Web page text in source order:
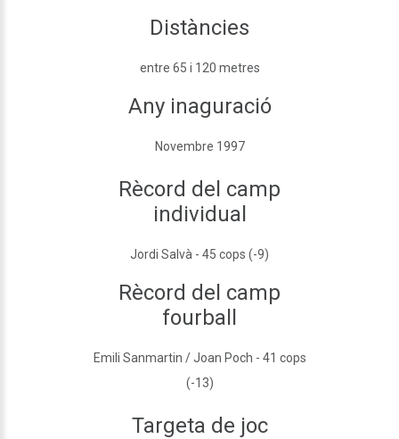
Distàncies
entre 65 i 120 metres
Any inaguració
Novembre 1997
Rècord del camp
individual
Jordi Salvà - 45 cops (-9)
Rècord del camp
fourball
Emili Sanmartin / Joan Poch - 41 cops
(-13)
Targeta de joc